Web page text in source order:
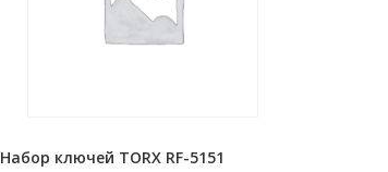
Набор ключей TORX RF-5151